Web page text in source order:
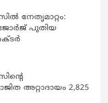
നേതൃമാറ്റം:
പുതിയ
അറ്റാദായം 2,825